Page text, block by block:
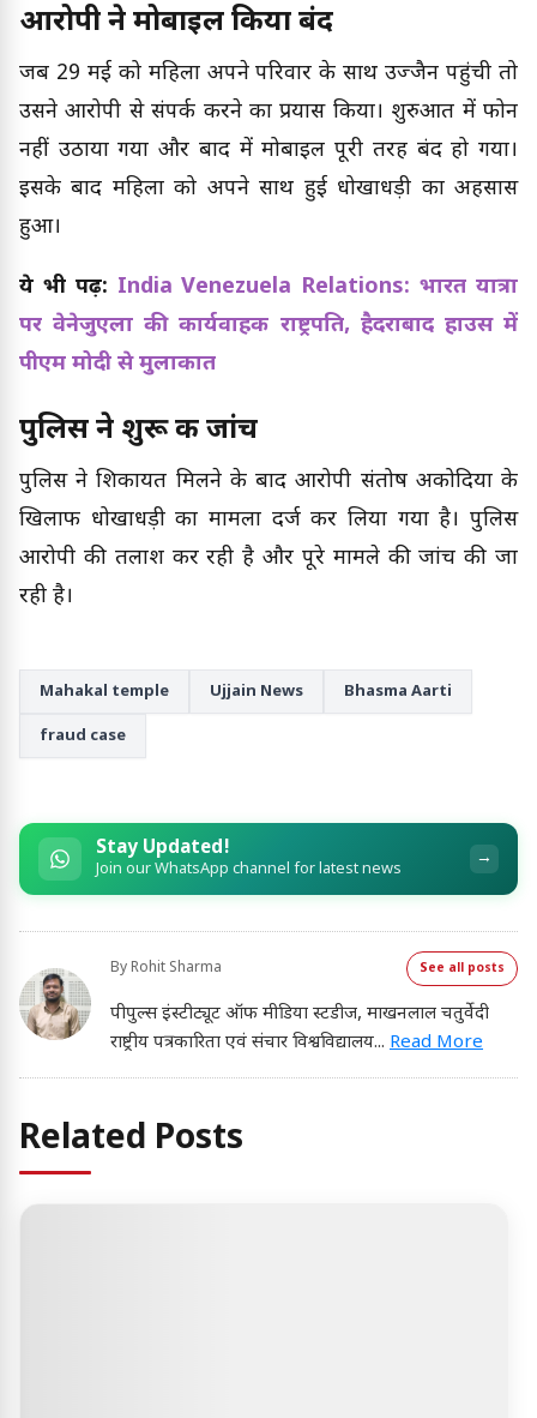
आरोपी ने मोबाइल किया बंद
जब 29 मई को महिला अपने परिवार के साथ उज्जैन पहुंची तो
उसने आरोपी से संपर्क करने का प्रयास किया। शुरुआत में फोन
नहीं उठाया गया और बाद में मोबाइल पूरी तरह बंद हो गया।
इसके बाद महिला को अपने साथ हुई धोखाधड़ी का अहसास
हुआ।
ये भी पढ़ें: India Venezuela Relations: भारत यात्रा
पर वेनेजुएला की कार्यवाहक राष्ट्रपति, हैदराबाद हाउस में
पीएम मोदी से मुलाकात
पुलिस ने शुरू की जांच
पुलिस ने शिकायत मिलने के बाद आरोपी संतोष अकोदिया के
खिलाफ धोखाधड़ी का मामला दर्ज कर लिया गया है। पुलिस
आरोपी की तलाश कर रही है और पूरे मामले की जांच की जा
रही है।
Mahakal temple Ujjain News Bhasma Aarti
fraud case
Stay Updated!
Join our WhatsApp channel for latest news →
By Rohit Sharma See all posts
पीपुल्स इंस्टीट्यूट ऑफ मीडिया स्टडीज, माखनलाल चतुर्वेदी
राष्ट्रीय पत्रकारिता एवं संचार विश्वविद्यालय... Read More
Related Posts